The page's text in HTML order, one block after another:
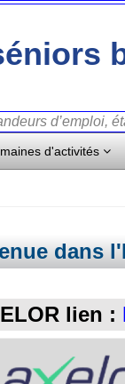
d’emploi,
d'activités
dans
lien :